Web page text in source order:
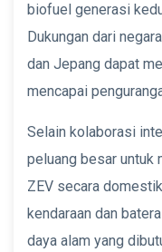
biofuel generasi
Dukungan dari
dan Jepang dapat
mencapai
Selain kolaborasi
peluang besar untuk
ZEV secara
kendaraan dan
daya alam yang